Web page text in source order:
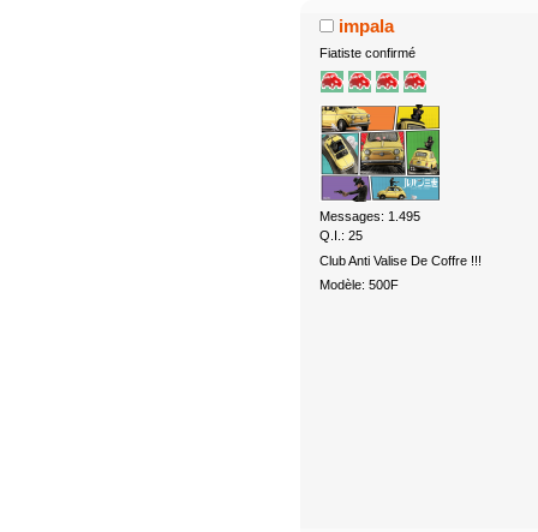
impala
Fiatiste confirmé
Messages: 1.495
Q.I.: 25
Club Anti Valise De Coffre !!!
Modèle: 500F